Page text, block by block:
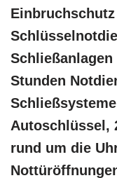
Stunden
Autoschlüssel,
rund um die